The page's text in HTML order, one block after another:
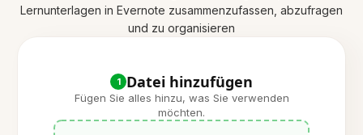
Lernunterlagen in Evernote zusammenzufassen, abzufragen
und zu organisieren
1 Datei hinzufügen
Fügen Sie alles hinzu, was Sie verwenden
möchten.